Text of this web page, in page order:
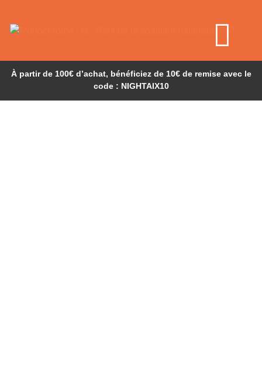
À partir de 100€ d’achat, bénéficiez de 10€ de remise avec le
code : NIGHTAIX10